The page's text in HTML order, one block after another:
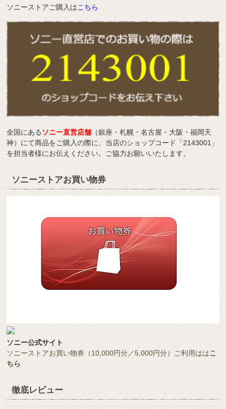
ソニーストアご購入はこちら
全国にあるソニー直営店舗 （銀座・札幌・名古屋・大阪・福岡天
神）にて商品をご購入の際に、当店のショップコード「2143001」
を担当者様にお伝えください。ご協力お願いいたします。
ソニーストアお買い物券
ソニー公式サイト
ソニーストアお買い物券（10,000円分／5,000円分）ご利用ははこ
ちら
徹底レビュー